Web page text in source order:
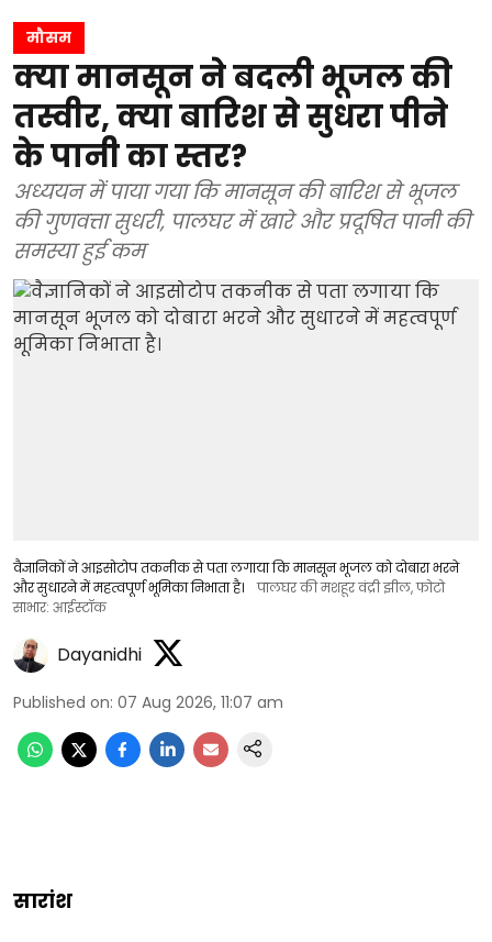
मौसम
क्या मानसून ने बदली भूजल की
तस्वीर, क्या बारिश से सुधरा पीने
के पानी का स्तर?
अध्ययन में पाया गया कि मानसून की बारिश से भूजल
की गुणवत्ता सुधरी, पालघर में खारे और प्रदूषित पानी की
समस्या हुई कम
वैज्ञानिकों ने आइसोटोप तकनीक से पता लगाया कि मानसून भूजल को दोबारा भरने
और सुधारने में महत्वपूर्ण भूमिका निभाता है।
पालघर की मशहूर वंद्री झील, फोटो
साभार: आईस्टॉक
Dayanidhi
Published on: 07 Aug 2026, 11:07 am
सारांश